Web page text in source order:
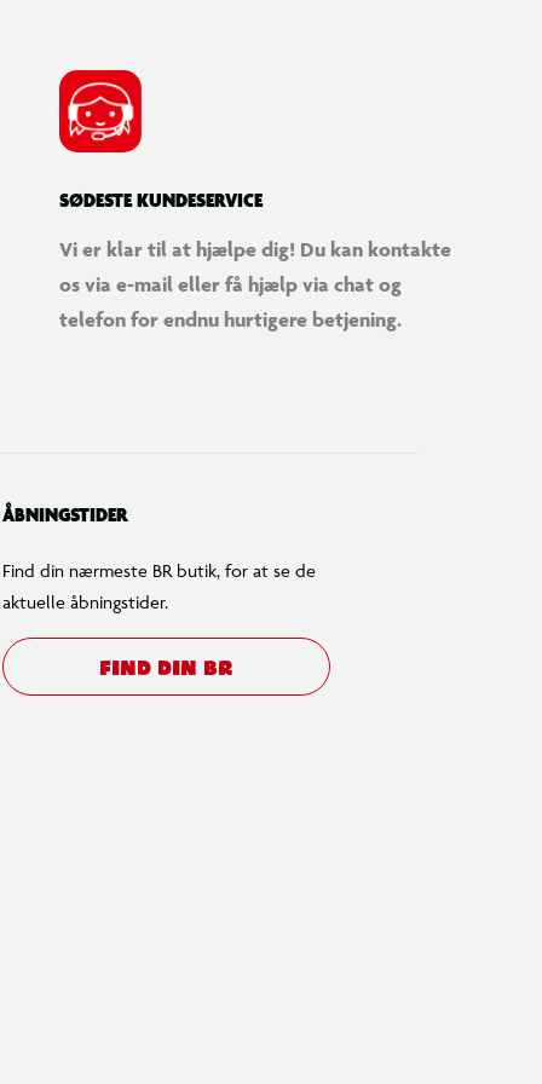
SØDESTE KUNDESERVICE
Vi er klar til at hjælpe dig! Du kan kontakte
os via e-mail eller få hjælp via chat og
telefon for endnu hurtigere betjening.
ÅBNINGSTIDER
Find din nærmeste BR butik, for at se de
aktuelle åbningstider.
FIND DIN BR